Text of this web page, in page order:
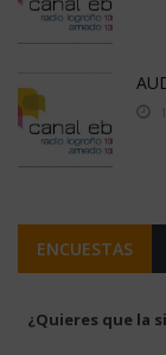
ENCUESTAS
¿Quieres que la